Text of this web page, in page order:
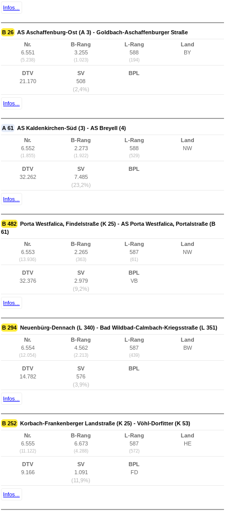
Infos...
B 26 AS Aschaffenburg-Ost (A 3) - Goldbach-Aschaffenburger Straße
Nr.
6.551
(5.238)
B-Rang
3.255
(1.023)
L-Rang
588
(194)
Land
BY
DTV
21.170
SV
508
(2,4%)
BPL
Infos...
A 61 AS Kaldenkirchen-Süd (3) - AS Breyell (4)
Nr.
6.552
(1.855)
B-Rang
2.273
(1.922)
L-Rang
588
(529)
Land
NW
DTV
32.262
SV
7.485
(23,2%)
BPL
Infos...
B 482 Porta Westfalica, Findelstraße (K 25) - AS Porta Westfalica, Portalstraße (B
61)
Nr.
6.553
(13.936)
B-Rang
2.265
(363)
L-Rang
587
(61)
Land
NW
DTV
32.376
SV
2.979
(9,2%)
BPL
VB
Infos...
B 294 Neuenbürg-Dennach (L 340) - Bad Wildbad-Calmbach-Kriegsstraße (L 351)
Nr.
6.554
(12.054)
B-Rang
4.562
(2.213)
L-Rang
587
(439)
Land
BW
DTV
14.782
SV
576
(3,9%)
BPL
Infos...
B 252 Korbach-Frankenberger Landstraße (K 25) - Vöhl-Dorfitter (K 53)
Nr.
6.555
(11.122)
B-Rang
6.673
(4.288)
L-Rang
587
(572)
Land
HE
DTV
9.166
SV
1.091
(11,9%)
BPL
FD
Infos...